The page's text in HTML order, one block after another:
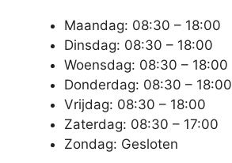
Maandag: 08:30 – 18:00
Dinsdag: 08:30 – 18:00
Woensdag: 08:30 – 18:00
Donderdag: 08:30 – 18:00
Vrijdag: 08:30 – 18:00
Zaterdag: 08:30 – 17:00
Zondag: Gesloten